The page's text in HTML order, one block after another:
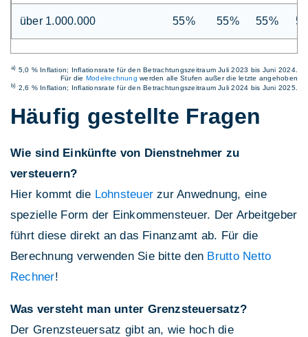
über 1.000.000 55% 55% 55%
a) 5,0 % Inflation; Inflationsrate für den Betrachtungszeitraum Juli 2023 bis Juni 2024.
Für die Modelrechnung werden alle Stufen außer die letzte angehoben
b) 2,6 % Inflation; Inflationsrate für den Betrachtungszeitraum Juli 2024 bis Juni 2025.
Häufig gestellte Fragen
Wie sind Einkünfte von Dienstnehmer zu
versteuern?
Hier kommt die Lohnsteuer zur Anwednung, eine
spezielle Form der Einkommensteuer. Der Arbeitgeber
führt diese direkt an das Finanzamt ab. Für die
Berechnung verwenden Sie bitte den Brutto Netto
Rechner!
Was versteht man unter Grenzsteuersatz?
Der Grenzsteuersatz gibt an, wie hoch die